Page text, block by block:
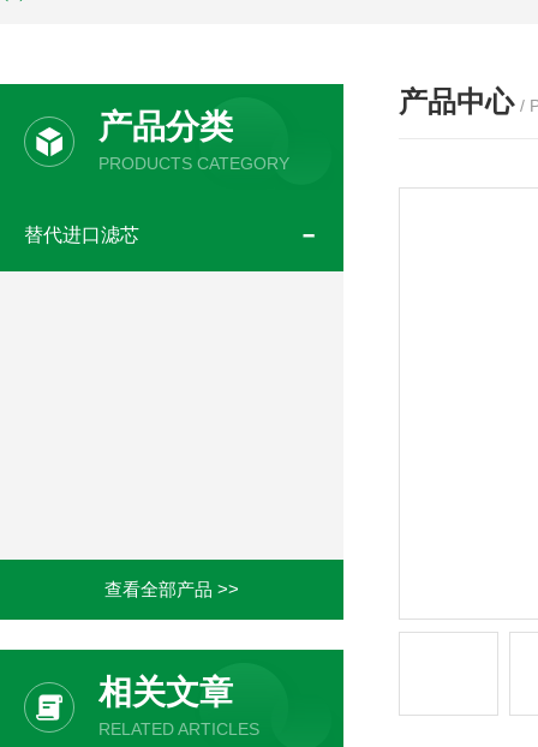
产品分类
PRODUCTS CATEGORY
替代进口滤芯
查看全部产品 >>
相关文章
RELATED ARTICLES
产品中心 /